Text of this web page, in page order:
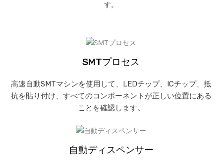
す。
SMTプロセス
高速自動SMTマシンを使用して、LEDチップ、ICチップ、抵
抗を貼り付け、すべてのコンポーネントが正しい位置にある
ことを確認します。
自動ディスペンサー